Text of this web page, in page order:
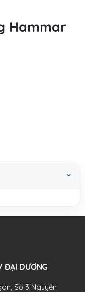
Hammar
ĐẠI DƯƠNG​
Số 3 Nguyễn